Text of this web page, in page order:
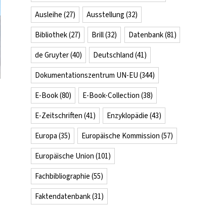
Ausleihe (27) Ausstellung (32)
Bibliothek(27) Brill(32) Datenbank(81)
de Gruyter(40) Deutschland (41)
Dokumentationszentrum UN-EU (344)
E-Book(80) E-Book-Collection (38)
E-Zeitschriften (41) Enzyklopädie (43)
Europa (35) Europäische Kommission (57)
Europäische Union (101)
Fachbibliographie (55)
Faktendatenbank(31)